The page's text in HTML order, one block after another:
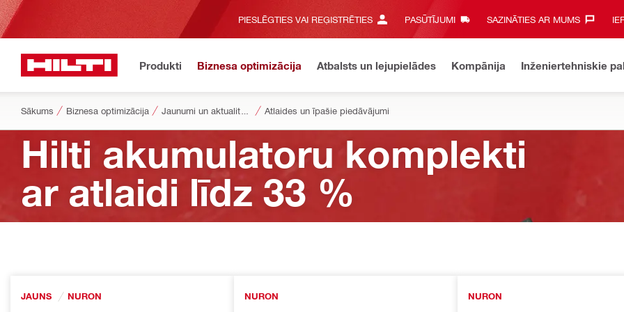
PIESLĒGTIES VAI REĢISTRĒTIES PASŪTĪJUMI SAZINĀTIES AR MUMS‎
Produkti Biznesa optimizācija Atbalsts un lejupielādes Kompānija Inženiertehniskie
Sākums Biznesa optimizācija Atlaides un īpašie piedāvājumi
Hilti akumulatoru komplekti
ar atlaidi līdz 33 %
JAUNS NURON NURON NURON